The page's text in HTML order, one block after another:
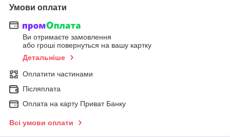
Умови оплати
Ви отримаєте замовлення
або гроші повернуться на вашу картку
Детальніше
Оплатити частинами
Післяплата
Оплата на карту Приват Банку
Всі умови оплати